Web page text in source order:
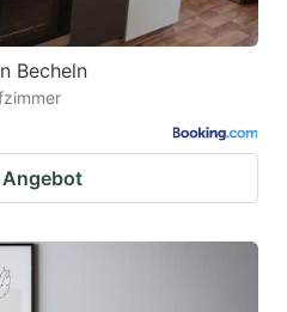
Becheln
Angebot